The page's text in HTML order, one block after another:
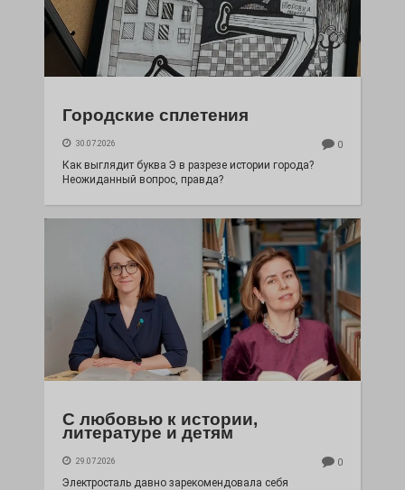
Городские сплетения
30.07.2026 0
Как выглядит буква Э в разрезе истории города?
Неожиданный вопрос, правда?
С любовью к истории,
литературе и детям
29.07.2026 0
Электросталь давно зарекомендовала себя